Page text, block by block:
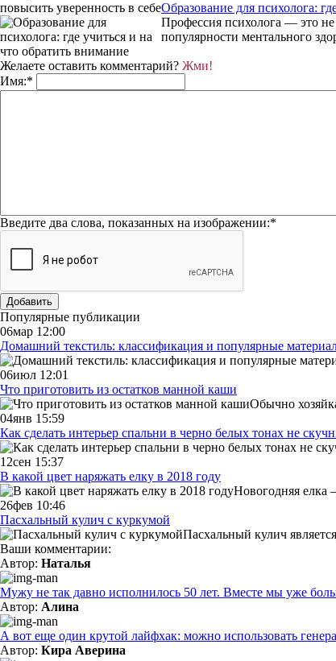
Образование для психолога:
Профессия психолога — это не
популярности ментального
Желаете оставить комментарий? Жми!
Имя:*
Введите два слова, показанных на изображении:*
Добавить
Популярные публикации
06мар 12:00
Домашний текстиль: классификация и популярные
06июл 12:01
Что приготовить из остатков манной каши
Обычно
04янв 15:59
Как сделать интерьер спальни в черно белых тонах не
12сен 15:37
В какой цвет наряжать елку в 2018 году
Новогодняя елка
26фев 10:46
Пасхальный кулич с куркумой
Пасхальный кулич
Ваши комментарии:
Автор: Наталья
Мужу не так давно исполнилось 50 лет. Вместе мы уже
Автор: Алина
А вот еще один крутой лайфхак: можно использовать
Автор: Кира Аверина